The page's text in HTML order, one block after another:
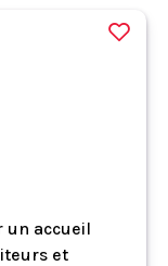
un accueil
et